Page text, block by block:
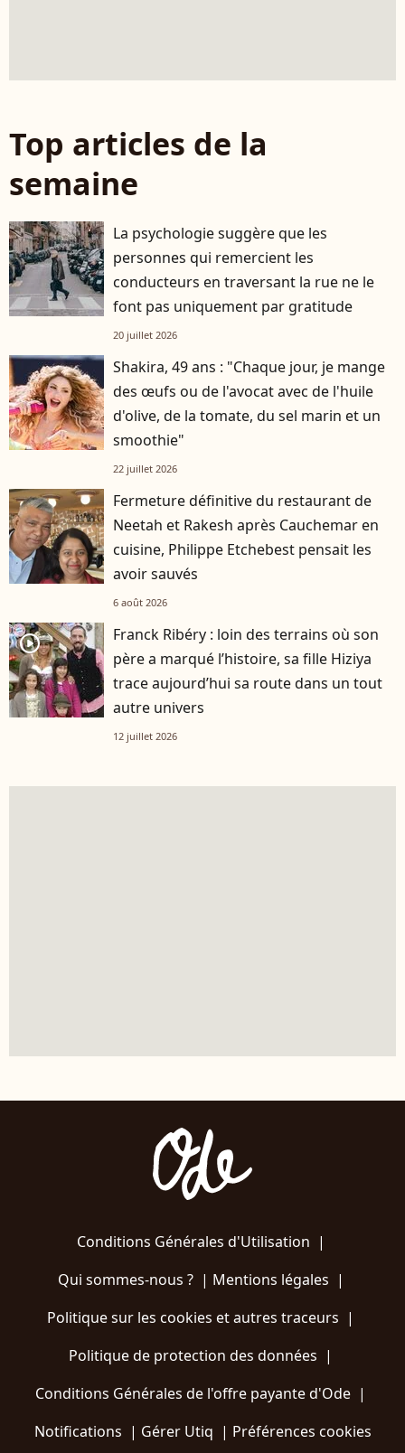
Top articles de la
semaine
La psychologie suggère que les
personnes qui remercient les
conducteurs en traversant la rue ne le
font pas uniquement par gratitude
20 juillet 2026
Shakira, 49 ans : "Chaque jour, je mange
des œufs ou de l'avocat avec de l'huile
d'olive, de la tomate, du sel marin et un
smoothie"
22 juillet 2026
Fermeture définitive du restaurant de
Neetah et Rakesh après Cauchemar en
cuisine, Philippe Etchebest pensait les
avoir sauvés
6 août 2026
player2
Franck Ribéry : loin des terrains où son
père a marqué l’histoire, sa fille Hiziya
trace aujourd’hui sa route dans un tout
autre univers
12 juillet 2026
Conditions Générales d'Utilisation |
Qui sommes-nous ?| Mentions légales |
Politique sur les cookies et autres traceurs |
Politique de protection des données |
Conditions Générales de l'offre payante d'Ode |
Notifications | Gérer Utiq | Préférences cookies